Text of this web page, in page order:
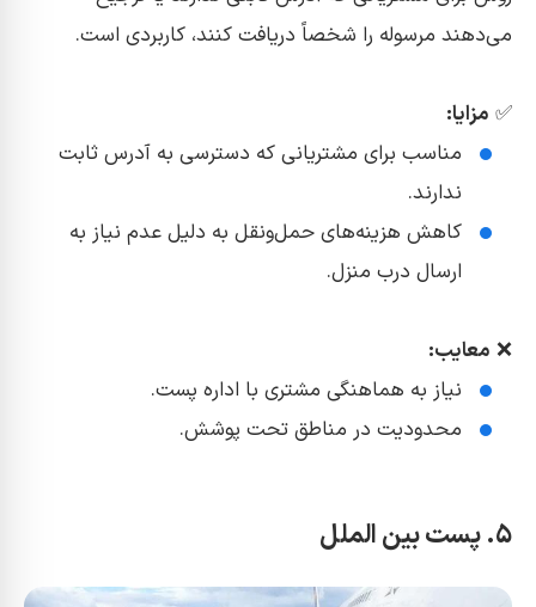
می‌دهند مرسوله را شخصاً دریافت کنند، کاربردی است.
✅ مزایا:
مناسب برای مشتریانی که دسترسی به آدرس ثابت
ندارند.
کاهش هزینه‌های حمل‌ونقل به دلیل عدم نیاز به
ارسال درب منزل.
❌ معایب:
نیاز به هماهنگی مشتری با اداره پست.
محدودیت در مناطق تحت پوشش.
۵. پست بین الملل